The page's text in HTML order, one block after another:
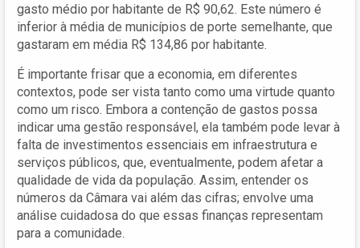
gasto médio por habitante de R$ 90,62. Este número é
inferior à média de municípios de porte semelhante, que
gastaram em média R$ 134,86 por habitante.
É importante frisar que a economia, em diferentes
contextos, pode ser vista tanto como uma virtude quanto
como um risco. Embora a contenção de gastos possa
indicar uma gestão responsável, ela também pode levar à
falta de investimentos essenciais em infraestrutura e
serviços públicos, que, eventualmente, podem afetar a
qualidade de vida da população. Assim, entender os
números da Câmara vai além das cifras; envolve uma
análise cuidadosa do que essas finanças representam
para a comunidade.